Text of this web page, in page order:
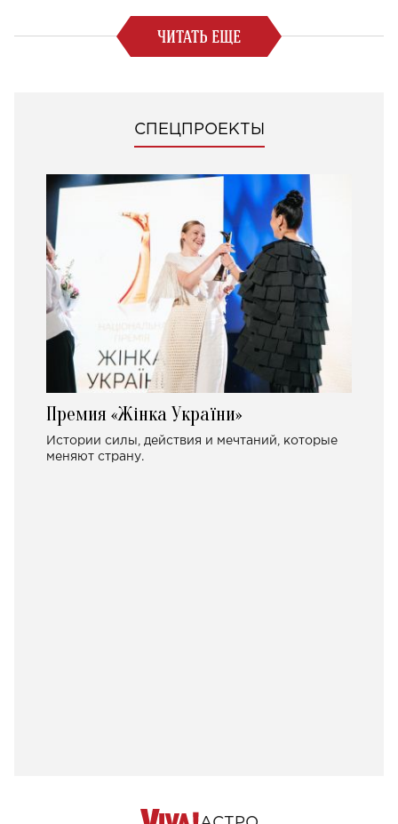
ЧИТАТЬ ЕЩЕ
СПЕЦПРОЕКТЫ
Премия «Жінка України»
Истории силы, действия и мечтаний, которые
меняют страну.